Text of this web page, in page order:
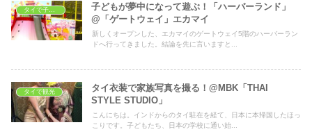
子どもが夢中になって遊ぶ！「ハーバーランド」
@「ゲートウェイ」エカマイ
新しくオープンした、エカマイのゲートウェイ5階のハーバーラン
ドへ行ってきました。結論を先に言いますと...
タイで観光
タイ衣装で家族写真を撮る！@MBK「THAI
STYLE STUDIO」
こんにちは。インドからのタイ駐在を経て、日本に本帰国したほっ
こりです。子どもたち、日本の学校に通い始...